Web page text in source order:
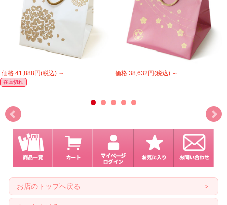
価格:41,888円(税込) ～
在庫切れ
価格:38,632円(税込) ～
お店のトップへ戻る